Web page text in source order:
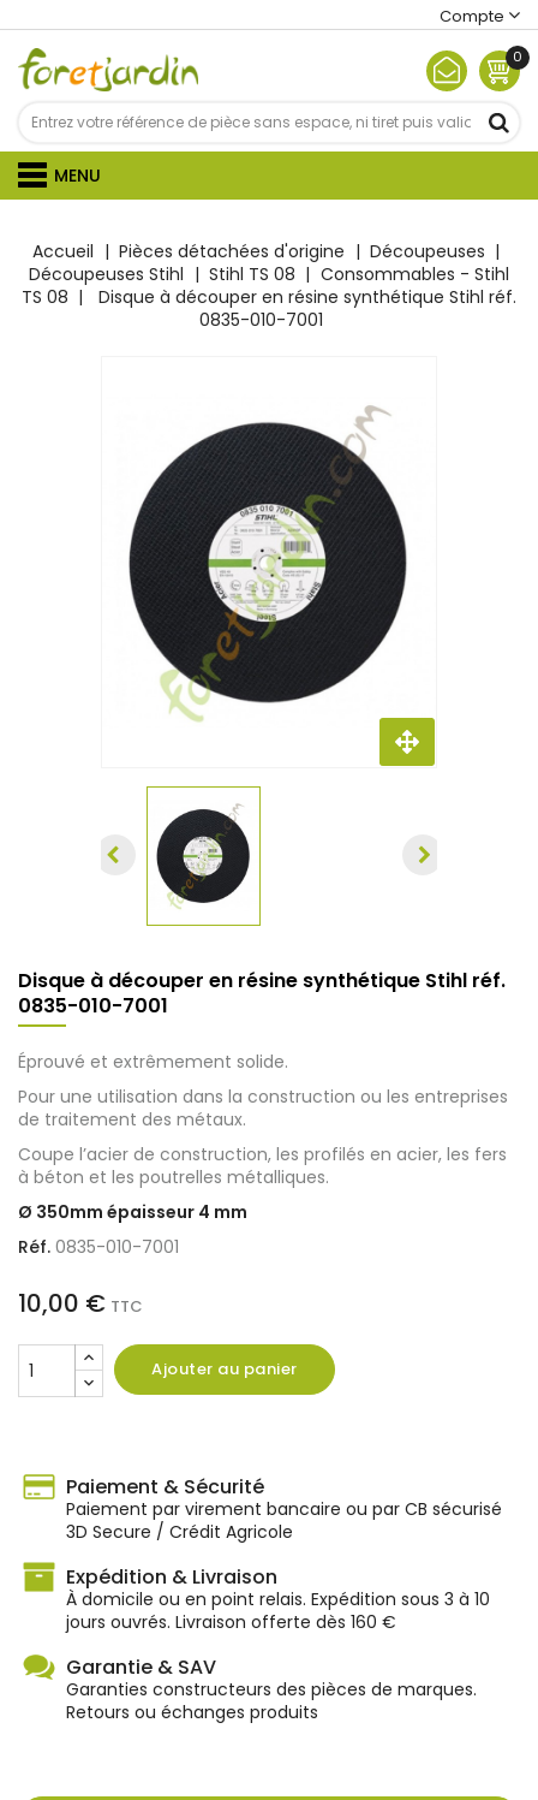
Compte
0
MENU
Accueil Pièces détachées d'origine
Découpeuses
Découpeuses Stihl
Stihl TS 08
Consommables - Stihl
TS 08
Disque à découper en résine synthétique Stihl réf.
0835-010-7001
Disque à découper en résine synthétique Stihl réf.
0835-010-7001
Éprouvé et extrêmement solide.
Pour une utilisation dans la construction ou les entreprises
de traitement des métaux.
Coupe l’acier de construction, les profilés en acier, les fers
à béton et les poutrelles métalliques.
Ø 350mm épaisseur 4 mm
Réf. 0835-010-7001
10,00 € TTC
Ajouter au panier
Paiement & Sécurité
Paiement par virement bancaire ou par CB sécurisé
3D Secure / Crédit Agricole
Expédition & Livraison
À domicile ou en point relais. Expédition sous 3 à 10
jours ouvrés. Livraison offerte dès 160 €
Garantie & SAV
Garanties constructeurs des pièces de marques.
Retours ou échanges produits